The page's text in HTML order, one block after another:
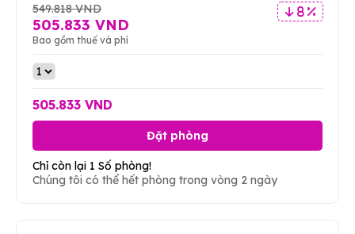
8 %
549.818 VND
505.833 VND
Bao gồm thuế và phí
505.833 VND
Đặt phòng
Chỉ còn lại 1 Số phòng!
Chúng tôi có thể hết phòng trong vòng 2 ngày